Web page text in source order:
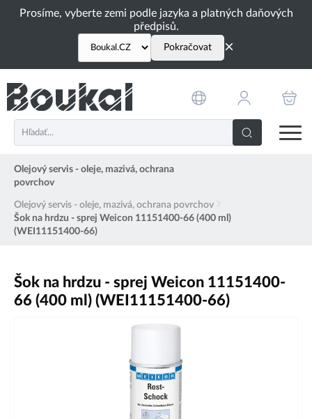
Prosíme, vyberte zemi podle jazyka a platných daňových
předpisů.
Pokračovat ×
Olejový servis - oleje, mazivá, ochrana
povrchov
Olejový servis - oleje, mazivá, ochrana povrchov
Šok na hrdzu - sprej Weicon 11151400-66 (400 ml)
(WEI11151400-66)
Šok na hrdzu - sprej Weicon 11151400-
66 (400 ml) (WEI11151400-66)